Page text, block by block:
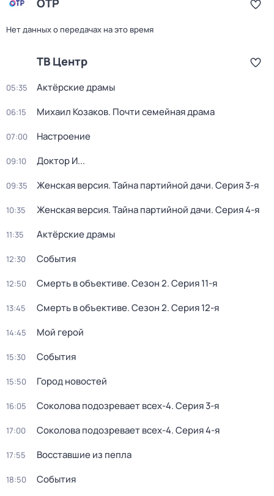
ОТР
Нет данных о передачах на это время
ТВ Центр
05:35 Актёрские драмы
06:15 Михаил Козаков. Почти семейная драма
07:00 Настроение
09:10 Доктор И...
09:35 Женская версия. Тайна партийной дачи. Серия 3-я
10:35 Женская версия. Тайна партийной дачи. Серия 4-я
11:35 Актёрские драмы
12:30 События
12:50 Смерть в объективе. Сезон 2. Серия 11-я
13:45 Смерть в объективе. Сезон 2. Серия 12-я
14:45 Мой герой
15:30 События
15:50 Город новостей
16:05 Соколова подозревает всех-4. Серия 3-я
17:00 Соколова подозревает всех-4. Серия 4-я
17:55 Восставшие из пепла
18:50 События